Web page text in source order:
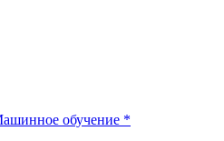
обучение *